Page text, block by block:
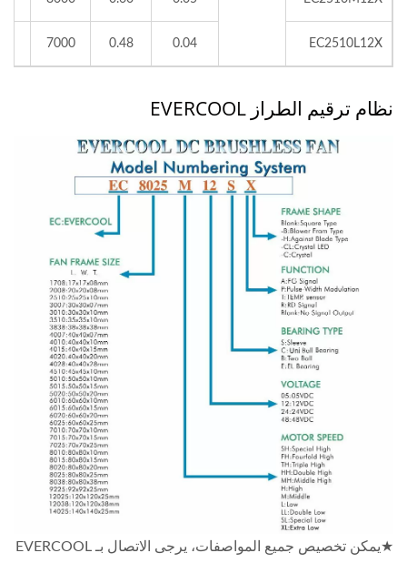
EC2510L12X
0.04
0.48
7000
نظام ترقيم الطراز EVERCOOL
★يمكن تخصيص جميع المواصفات، يرجى الاتصال بـ EVERCOOL